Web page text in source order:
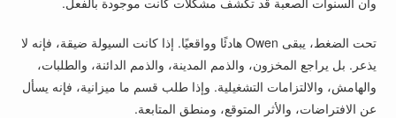
تحت الضغط، يبقى Owen هادئًا وواقعيًا. إذا كانت السيولة ضيقة، فإنه لا
يذعر. بل يراجع المخزون، والذمم المدينة، والذمم الدائنة، والطلبات،
والهامش، والالتزامات التشغيلية. وإذا طلب قسم ما ميزانية، فإنه يسأل
عن الافتراضات، والأثر المتوقع، ومنطق المتابعة.